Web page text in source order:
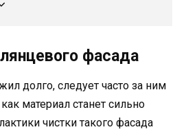
фасада
долго, следует часто за ним
материал станет сильно
чистки такого фасада